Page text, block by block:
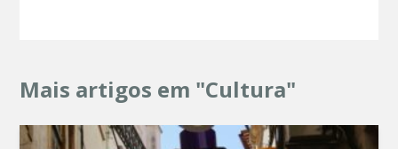
Mais artigos em "Cultura"